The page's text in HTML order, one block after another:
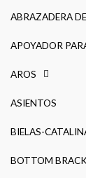
ABRAZADERA
APOYADOR
AROS
ASIENTOS
BIELAS-
BOTTOM